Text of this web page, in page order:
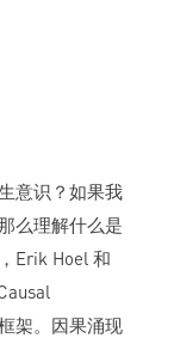
意识？如果我
么理解什么是
Erik Hoel 和
Causal
架。因果涌现